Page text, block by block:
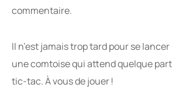
commentaire.
Il n’est jamais trop tard pour se
une comtoise qui attend quelque
tic-tac. À vous de jouer !